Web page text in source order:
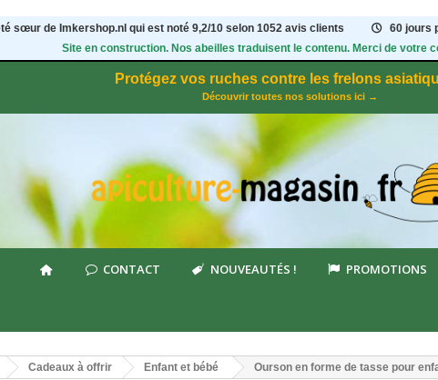
sœur de Imkershop.nl qui est noté 9,2/10 selon 1052avis clients 60 jours
Site en construction. Nos abeilles traduisent le contenu. Merci de votre
Protégez vos ruches contre les frelons
Découvrir toutes nos solutions ici →
CONTACT NOUVEAUTÉS ! PROMOTIONS
Cadeaux à offrir Enfant et bébé Ourson en forme de tasse pour